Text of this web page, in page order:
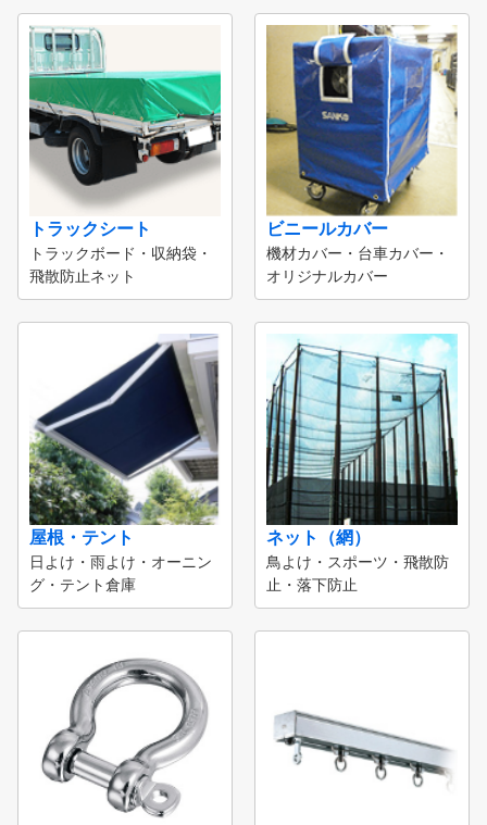
トラックシート
トラックボード・収納袋・
飛散防止ネット
ビニールカバー
機材カバー・台車カバー・
オリジナルカバー
屋根・テント
日よけ・雨よけ・オーニン
グ・テント倉庫
ネット（網）
鳥よけ・スポーツ・飛散防
止・落下防止